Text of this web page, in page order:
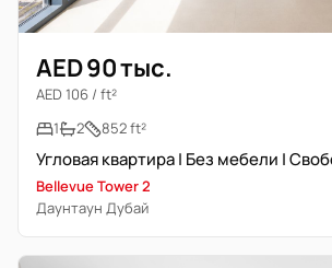
AED 90 тыс.
AED 106 / ft²
1
2 852 ft²
Угловая квартира | Без мебели |
Bellevue Tower 2
Даунтаун Дубай